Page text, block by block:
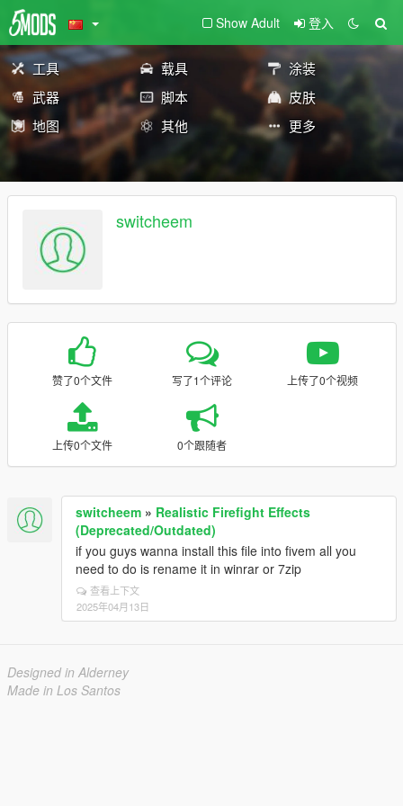
Show Adult 登入
工具 载具
涂装
武器
脚本
皮肤
地图
其他 更多
switcheem
赞了0个文件 写了1个评论 上传了0个视频
上传0个文件 0个跟随者
switcheem » Realistic Firefight Effects
(Deprecated/Outdated)
if you guys wanna install this file into fivem all you
need to do is rename it in winrar or 7zip
查看上下文
2025年04月13日
Designed in Alderney
Made in Los Santos